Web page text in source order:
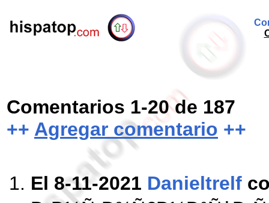
Comentarios 1-20 de 187
++ Agregar comentario ++
El 8-11-2021 Danieltrelf